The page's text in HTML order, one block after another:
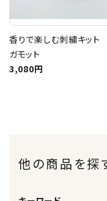
香りで楽しむ刺繍キッ
ガモット
3,080円
他の商品を探